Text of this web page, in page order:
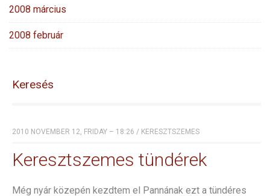
2008 március
2008 február
Keresés
2010 NOVEMBER 12, FRIDAY – 18:26 / KERESZTSZEMES
Keresztszemes tündérek
Még nyár közepén kezdtem el Pannának ezt a tündéres